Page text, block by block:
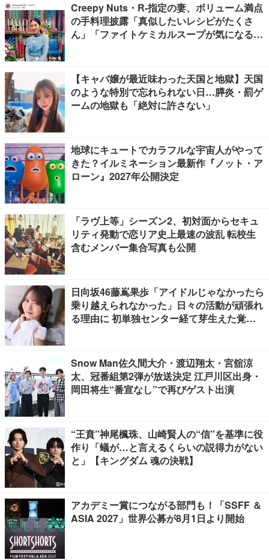
Creepy Nuts・R-指定の妻、ボリューム満点
の手料理披露「真似したいレシピがたくさ
ん」「ファイトケミカルスープが気になる」
【キャバ嬢が最近味わった天国と地獄】天国
のような特別で忘れられない日…膵炎・罰ゲ
ームの地獄も「絶対に許さない」
地球にキュートでカラフルな宇宙人がやって
きた？イルミネーション最新作『ノット・ア
ローン』2027年公開決定
「ラヴ上等」シーズン2、初対面からセキュ
リティ発動で恋リア史上最速の波乱 転校生
含むメンバー集合写真も公開
日向坂46藤嶌果歩「アイドルじゃなかったら
乗り越えられなかった」日々の活動が頑張れ
る理由に 初単独センター経て芽生えた覚悟
Snow Man佐久間大介・渡辺翔太・宮舘涼
太、冠番組第2弾が放送決定 江戸川区出身・
岡田将生“番宣なし”で再びゲスト出演
“王賁”神尾楓珠、山崎賢人の“信”を基準に役
作り「蟻が…と言えるくらいの説得力がない
と」【キングダム 魂の決戦】
アカデミー賞につながる部門も！「SSFF ＆
ASIA 2027」世界公募が8月1日より開始